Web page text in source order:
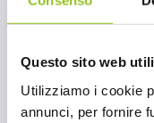
Questo sito web
Utilizziamo i cookie
annunci, per fornire